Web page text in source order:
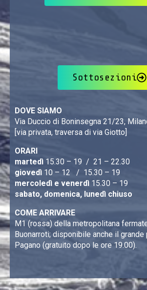
Sottosezioni
DOVE SIAMO
Via Duccio di Boninsegna 21/23,
[via privata, traversa di via Giotto]
ORARI
martedì 15.30 – 19 / 21 – 22.30
giovedì 10 – 12 / 15.30 – 19
mercoledì e venerdì 15.30 – 19
sabato, domenica, lunedì chiuso
COME ARRIVARE
M1 (rossa) della metropolitana
Buonarroti; disponibile anche il
Pagano (gratuito dopo le ore 19.00).